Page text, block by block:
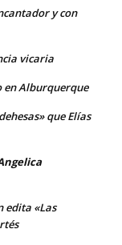
y con
vicaria
en Alburquerque
que Elías
edita «Las